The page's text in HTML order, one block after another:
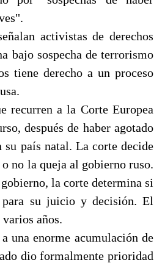
activistas de derechos
bajo sospecha de terrorismo
tiene derecho a un proceso
recurren a la Corte Europea
después de haber agotado
su país natal. La corte decide
no la queja al gobierno ruso.
la corte determina si
su juicio y decisión. El
años.
una enorme acumulación de
dio formalmente prioridad